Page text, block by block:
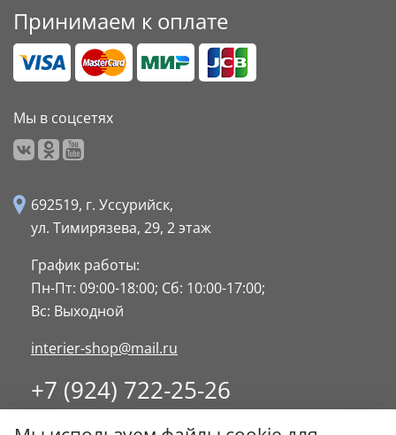
Принимаем к оплате
Мы в соцсетях
692519, г. Уссурийск,
ул. Тимирязева, 29, 2 этаж
График работы:
Пн-Пт: 09:00-18:00; Сб: 10:00-17:00;
Вс: Выходной
interier-shop@mail.ru
+7 (924) 722-25-26
8 (4234) 32-17-89